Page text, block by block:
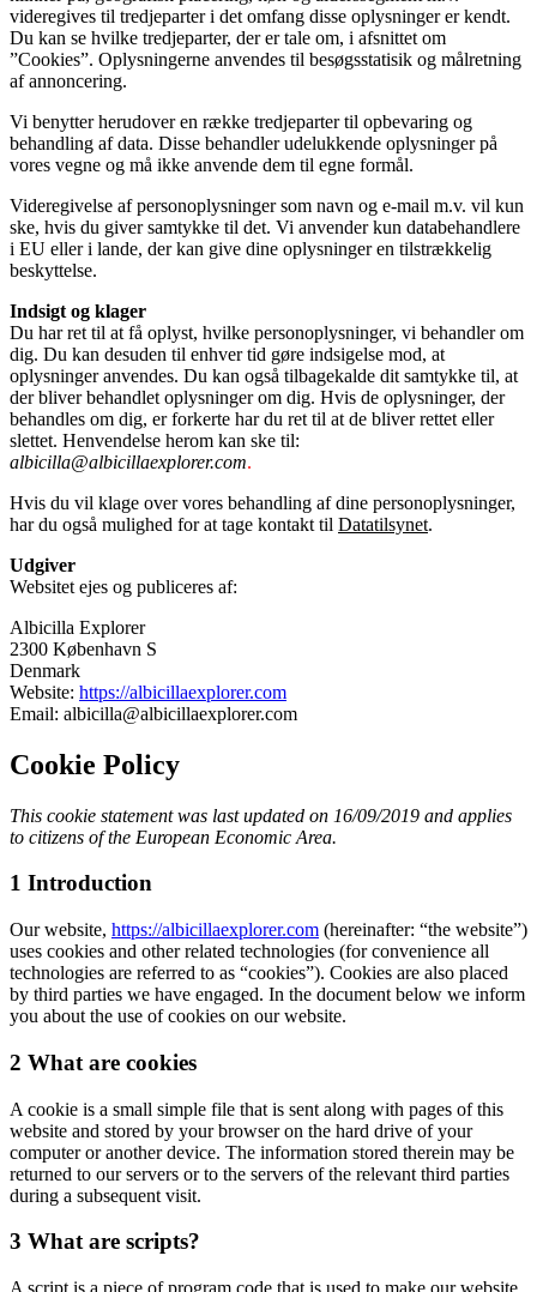
videregives til tredjeparter i det omfang disse oplysninger er kendt.
Du kan se hvilke tredjeparter, der er tale om, i afsnittet om
”Cookies”. Oplysningerne anvendes til besøgsstatisik og målretning
af annoncering.
Vi benytter herudover en række tredjeparter til opbevaring og
behandling af data. Disse behandler udelukkende oplysninger på
vores vegne og må ikke anvende dem til egne formål.
Videregivelse af personoplysninger som navn og e-mail m.v. vil kun
ske, hvis du giver samtykke til det. Vi anvender kun databehandlere
i EU eller i lande, der kan give dine oplysninger en tilstrækkelig
beskyttelse.
Indsigt og klager
Du har ret til at få oplyst, hvilke personoplysninger, vi behandler om
dig. Du kan desuden til enhver tid gøre indsigelse mod, at
oplysninger anvendes. Du kan også tilbagekalde dit samtykke til, at
der bliver behandlet oplysninger om dig. Hvis de oplysninger, der
behandles om dig, er forkerte har du ret til at de bliver rettet eller
slettet. Henvendelse herom kan ske til:
albicilla@albicillaexplorer.com.
Hvis du vil klage over vores behandling af dine personoplysninger,
har du også mulighed for at tage kontakt til Datatilsynet.
Udgiver
Websitet ejes og publiceres af:
Albicilla Explorer
2300 København S
Denmark
Website: https://albicillaexplorer.com
Email: albicilla@albicillaexplorer.com
Cookie Policy
This cookie statement was last updated on 16/09/2019 and applies
to citizens of the European Economic Area.
1 Introduction
Our website, https://albicillaexplorer.com (hereinafter: “the website”)
uses cookies and other related technologies (for convenience all
technologies are referred to as “cookies”). Cookies are also placed
by third parties we have engaged. In the document below we inform
you about the use of cookies on our website.
2 What are cookies
A cookie is a small simple file that is sent along with pages of this
website and stored by your browser on the hard drive of your
computer or another device. The information stored therein may be
returned to our servers or to the servers of the relevant third parties
during a subsequent visit.
3 What are scripts?
A script is a piece of program code that is used to make our website